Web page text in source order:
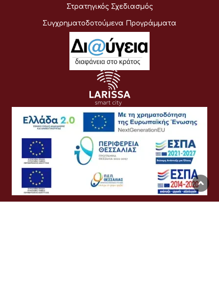
Στρατηγικός Σχεδιασμός
Συγχρηματοδοτούμενα Προγράμματα